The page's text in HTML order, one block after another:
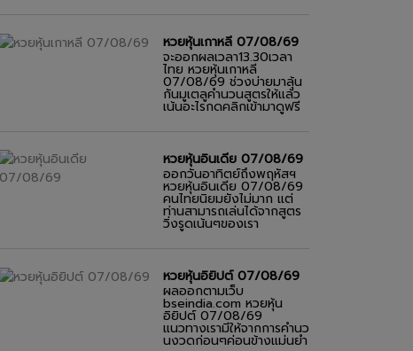
หวยหุ้นเกาหลี 07/08/69
จะออกผลเวลา13.30เวลา
ไทย หวยหุ้นเกาหลี
07/08/69 ช่วงบ่ายมาลุ้น
กันมูเตลูคำนวนสูตรให้แล้ว
เน้นอะไรกดคลิกเข้ามาดูฟรี
หวยหุ้นอินเดีย 07/08/69
ออกวันอาทิตย์ถึงพฤหัสฯ
หวยหุ้นอินเดีย 07/08/69
คนไทยนิยมยังไม่มาก แต่
ท่านสามารถเล่นได้จากสูตร
วิ่งรูดเน้นๆของเรา
หวยหุ้นอิยิปต์ 07/08/69
ผลออกตามเว็บ
bseindia.com หวยหุ้น
อิยิปต์ 07/08/69
แนวทางเรามีให้จากการคำนว
นงวดก่อนๆค่อนข้างแม่นยำ